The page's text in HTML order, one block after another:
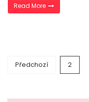
Read More„Článek –
Navigace
Předchozí 2